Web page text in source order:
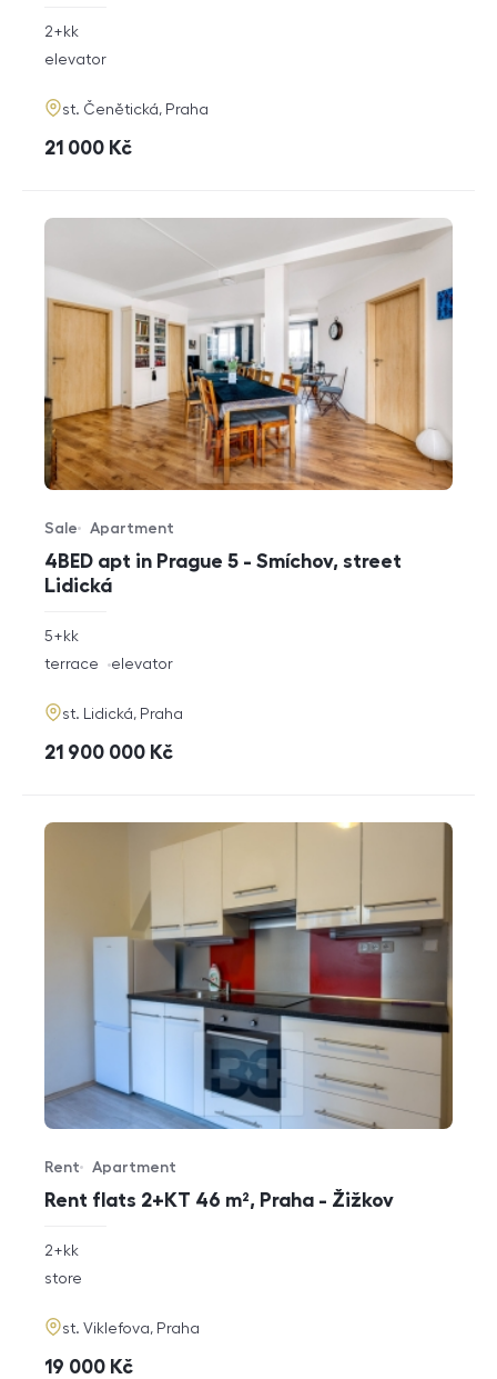
rozměry
disposition
2+kk
funkce
elevator
adresa
st. Čenětická, Praha
cena
21 000 Kč
4BED apt in Prague 5 - Smíchov, street
Lidická
Offer type
Sale
Property type
Apartment
rozměry
5+kk
funkce
terrace elevator
adresa
st. Lidická, Praha
cena
21 900 000 Kč
Rent flats 2+KT 46 m², Praha - Žižkov
Offer type
Rent
Property type
Apartment
rozměry
2+kk
funkce
store
adresa
st. Viklefova, Praha
cena
19 000 Kč